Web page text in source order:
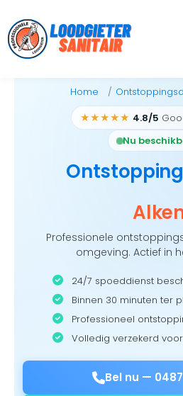
to
content
Home
★★★★★ 4.8/5
Nu
Professionele
omgeving. Actief in
24/7 spoeddienst
Binnen 30 minuten ter
Professioneel
Volledig verzekerd
Bel nu — 0487